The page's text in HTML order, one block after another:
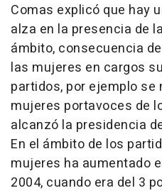
Comas explicó que hay
alza en la presencia de
ámbito, consecuencia
las mujeres en cargos
partidos, por ejemplo se
mujeres portavoces de
alcanzó la presidencia
En el ámbito de los
mujeres ha aumentado
2004, cuando era del 3